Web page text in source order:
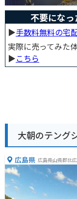
不要にな
▶︎手数料無料の宅
実際に売ってみた
▶︎こちら
大朝のテング
広島県 広島県山県郡北